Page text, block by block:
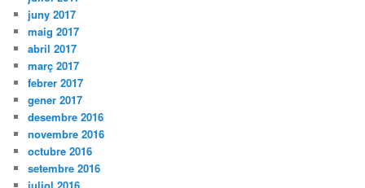
juny 2017
maig 2017
abril 2017
març 2017
febrer 2017
gener 2017
desembre 2016
novembre 2016
octubre 2016
setembre 2016
juliol 2016